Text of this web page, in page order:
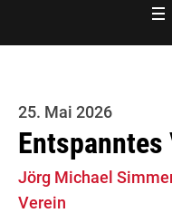
25. Mai 2026
Jörg Michael
Verein